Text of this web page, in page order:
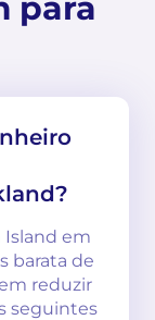
Island em
barata de
reduzir
seguintes